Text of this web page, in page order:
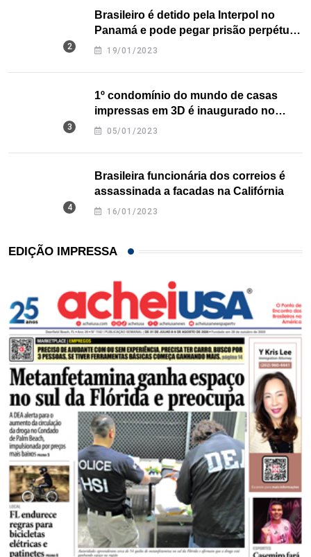
Brasileiro é detido pela Interpol no
Panamá e pode pegar prisão perpétua
nos EUA
19/01/2023
1º condomínio do mundo de casas
impressas em 3D é inaugurado no
Texas
05/01/2023
Brasileira funcionária dos correios é
assassinada a facadas na Califórnia
16/01/2023
EDIÇÃO IMPRESSA